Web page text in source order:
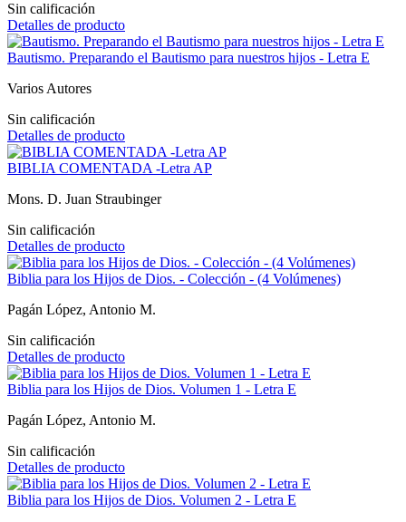
Sin calificación
Detalles de producto
Bautismo. Preparando el Bautismo para nuestros hijos - Letra E
Varios Autores
Sin calificación
Detalles de producto
BIBLIA COMENTADA -Letra AP
Mons. D. Juan Straubinger
Sin calificación
Detalles de producto
Biblia para los Hijos de Dios. - Colección - (4 Volúmenes)
Pagán López, Antonio M.
Sin calificación
Detalles de producto
Biblia para los Hijos de Dios. Volumen 1 - Letra E
Pagán López, Antonio M.
Sin calificación
Detalles de producto
Biblia para los Hijos de Dios. Volumen 2 - Letra E